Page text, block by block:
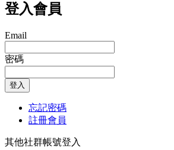
登入會員
Email
密碼
登入
忘記密碼
註冊會員
其他社群帳號登入